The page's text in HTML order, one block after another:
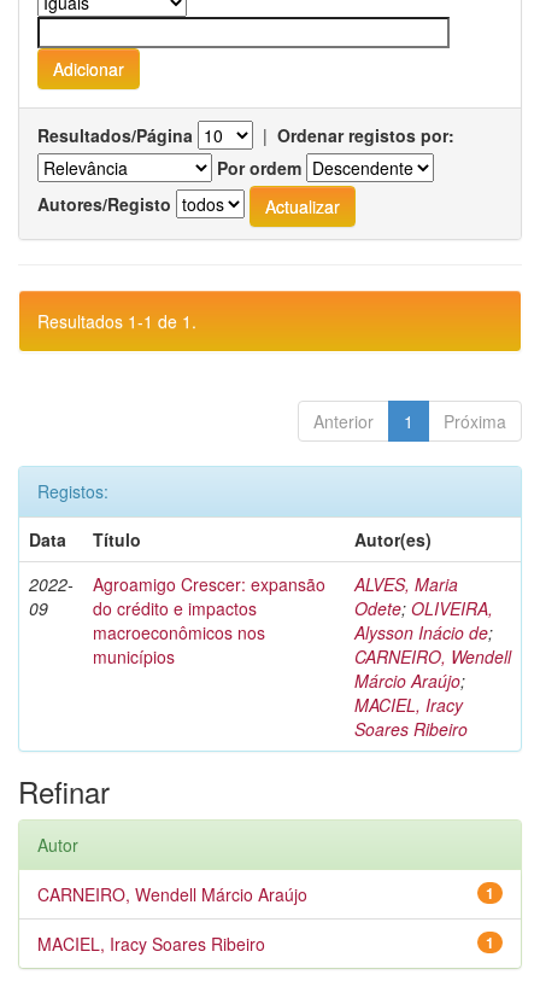
Resultados/Página | Ordenar registos por:
Por ordem
Autores/Registo
Resultados 1-1 de 1.
Anterior 1 Próxima
Registos:
Data
Título
Autor(es)
2022-
09
Agroamigo Crescer: expansão
do crédito e impactos
macroeconômicos nos
municípios
ALVES, Maria
Odete; OLIVEIRA,
Alysson Inácio de;
CARNEIRO, Wendell
Márcio Araújo;
MACIEL, Iracy
Soares Ribeiro
Refinar
Autor
1
CARNEIRO, Wendell Márcio Araújo
1
MACIEL, Iracy Soares Ribeiro